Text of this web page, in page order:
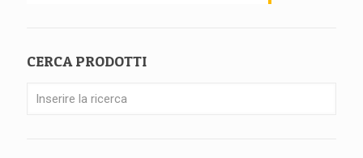
CERCA PRODOTTI